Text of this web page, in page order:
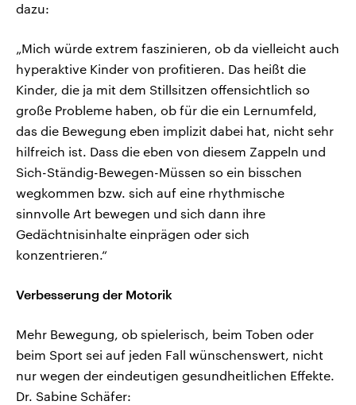
dazu:
„Mich würde extrem faszinieren, ob da vielleicht auch
hyperaktive Kinder von profitieren. Das heißt die
Kinder, die ja mit dem Stillsitzen offensichtlich so
große Probleme haben, ob für die ein Lernumfeld,
das die Bewegung eben implizit dabei hat, nicht sehr
hilfreich ist. Dass die eben von diesem Zappeln und
Sich-Ständig-Bewegen-Müssen so ein bisschen
wegkommen bzw. sich auf eine rhythmische
sinnvolle Art bewegen und sich dann ihre
Gedächtnisinhalte einprägen oder sich
konzentrieren.“
Verbesserung der Motorik
Mehr Bewegung, ob spielerisch, beim Toben oder
beim Sport sei auf jeden Fall wünschenswert, nicht
nur wegen der eindeutigen gesundheitlichen Effekte.
Dr. Sabine Schäfer: